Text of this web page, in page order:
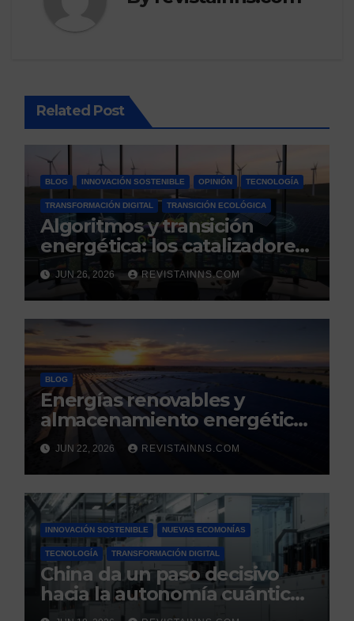
Related Post
BLOG INNOVACIÓN SOSTENIBLE OPINIÓN TECNOLOGÍA
TRANSFORMACIÓN DIGITAL TRANSICIÓN ECOLÓGICA
Algoritmos y transición
energética: los catalizadores
digitales de un nuevo
modelo energético
renovable y resiliente
JUN 26, 2026 REVISTAINNS.COM
BLOG
Energías renovables y
almacenamiento energético:
la nueva columna vertebral
de la estabilidad del sistema
eléctrico español
JUN 22, 2026 REVISTAINNS.COM
INNOVACIÓN SOSTENIBLE NUEVAS ECOMONÍAS
TECNOLOGÍA TRANSFORMACIÓN DIGITAL
China da un paso decisivo
hacia la autonomía cuántica:
produce por primera vez el